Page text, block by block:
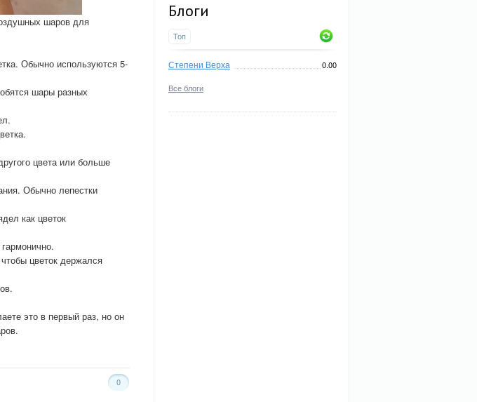
Блоги
Топ
Степени Верха 0.00
Все блоги
шаров для
Обычно используются 5-
шары разных
цвета или больше
Обычно лепестки
как цветок
цветок держался
это в первый раз, но он
0